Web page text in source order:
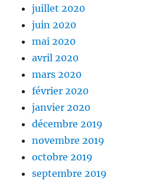
juillet 2020
juin 2020
mai 2020
avril 2020
mars 2020
février 2020
janvier 2020
décembre 2019
novembre 2019
octobre 2019
septembre 2019